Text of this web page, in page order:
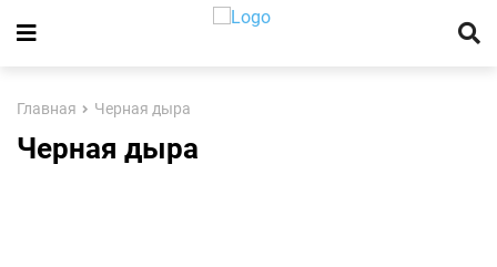
Главная Черная дыра
Черная дыра